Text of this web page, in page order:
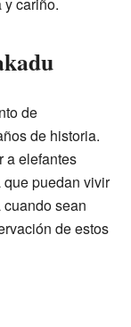
de
de historia.
a elefantes
puedan vivir
sean
de estos